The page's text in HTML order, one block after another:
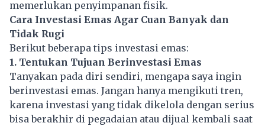
memerlukan penyimpanan fisik.
Cara Investasi Emas Agar Cuan Banyak dan
Tidak Rugi
Berikut beberapa tips investasi emas:
1. Tentukan Tujuan Berinvestasi Emas
Tanyakan pada diri sendiri, mengapa saya ingin
berinvestasi emas. Jangan hanya mengikuti tren,
karena investasi yang tidak dikelola dengan serius
bisa berakhir di pegadaian atau dijual kembali saat